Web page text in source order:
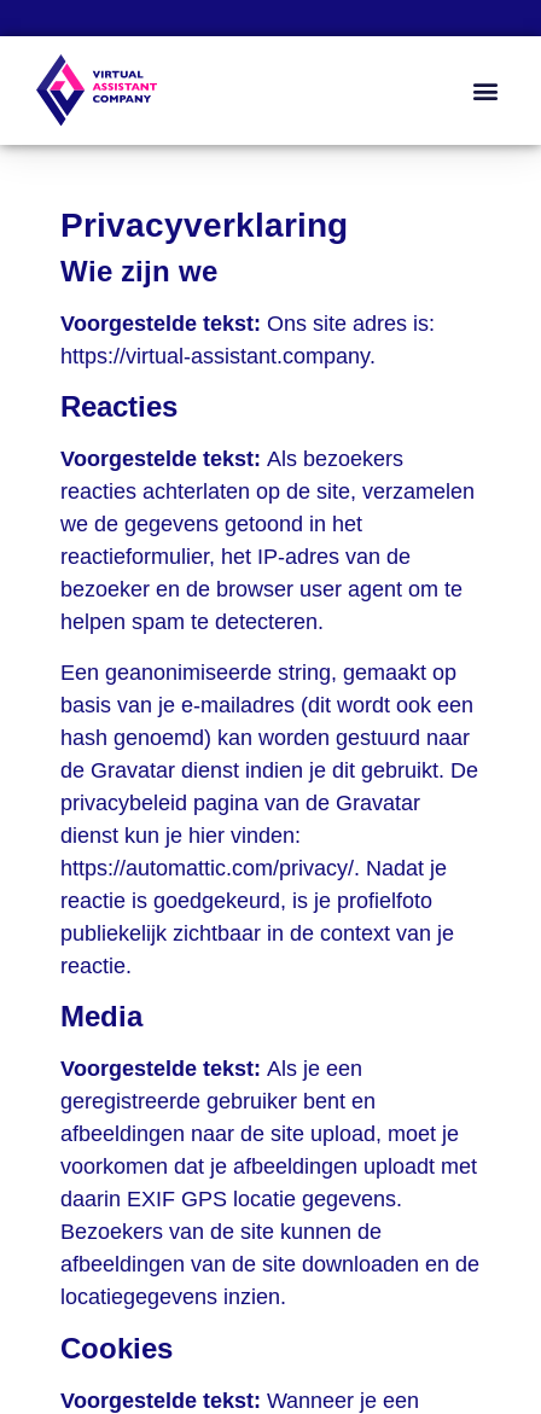
Privacyverklaring
Wie zijn we
Voorgestelde tekst: Ons site adres is:
https://virtual-assistant.company.
Reacties
Voorgestelde tekst: Als bezoekers
reacties achterlaten op de site, verzamelen
we de gegevens getoond in het
reactieformulier, het IP-adres van de
bezoeker en de browser user agent om te
helpen spam te detecteren.
Een geanonimiseerde string, gemaakt op
basis van je e-mailadres (dit wordt ook een
hash genoemd) kan worden gestuurd naar
de Gravatar dienst indien je dit gebruikt. De
privacybeleid pagina van de Gravatar
dienst kun je hier vinden:
https://automattic.com/privacy/. Nadat je
reactie is goedgekeurd, is je profielfoto
publiekelijk zichtbaar in de context van je
reactie.
Media
Voorgestelde tekst: Als je een
geregistreerde gebruiker bent en
afbeeldingen naar de site upload, moet je
voorkomen dat je afbeeldingen uploadt met
daarin EXIF GPS locatie gegevens.
Bezoekers van de site kunnen de
afbeeldingen van de site downloaden en de
locatiegegevens inzien.
Cookies
Voorgestelde tekst: Wanneer je een